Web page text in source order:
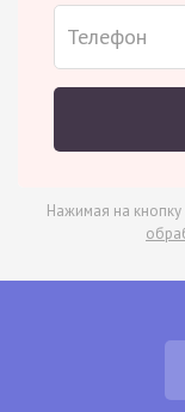
Нажимая на кнопку